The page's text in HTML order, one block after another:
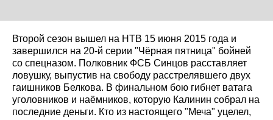
Второй сезон вышел на НТВ 15 июня 2015 года и
завершился на 20-й серии "Чёрная пятница" бойней
со спецназом. Полковник ФСБ Синцов расставляет
ловушку, выпустив на свободу расстрелявшего двух
гаишников Белкова. В финальном бою гибнет ватага
уголовников и наёмников, которую Калинин собрал на
последние деньги. Кто из настоящего "Меча" уцелел,